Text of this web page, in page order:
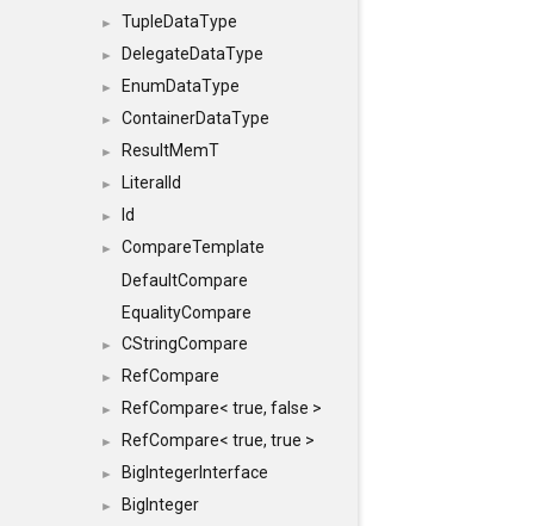
► TupleDataType
► DelegateDataType
► EnumDataType
► ContainerDataType
► ResultMemT
► LiteralId
► Id
►
CompareTemplate
DefaultCompare
EqualityCompare
► CStringCompare
► RefCompare
► RefCompare< true, false >
► RefCompare< true, true >
► BigIntegerInterface
► BigInteger